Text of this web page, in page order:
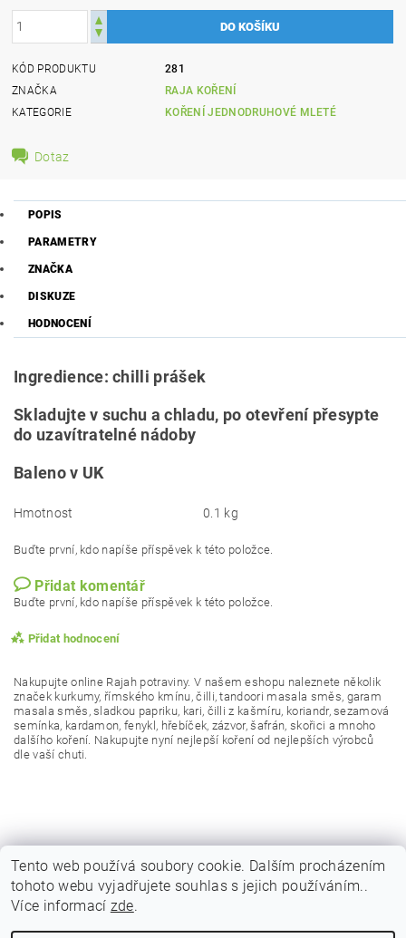
KÓD PRODUKTU
281
ZNAČKA
RAJA KOŘENÍ
KATEGORIE
KOŘENÍ JEDNODRUHOVÉ MLETÉ
Dotaz
POPIS
PARAMETRY
ZNAČKA
DISKUZE
HODNOCENÍ
Ingredience: chilli prášek
Skladujte v suchu a chladu, po otevření přesypte
do uzavítratelné nádoby
Baleno v UK
Hmotnost 0.1 kg
Buďte první, kdo napíše příspěvek k této položce.
Přidat komentář
Buďte první, kdo napíše příspěvek k této položce.
Přidat hodnocení
osobních údajů
Nakupujte online Rajah potraviny. V našem eshopu naleznete několik
značek kurkumy, římského kmínu, čilli, tandoori masala směs, garam
masala směs, sladkou papriku, kari, čilli z kašmíru, koriandr, sezamová
semínka, kardamon, fenykl, hřebíček, zázvor, šafrán, skořici a mnoho
dalšího koření. Nakupujte nyní nejlepší koření od nejlepších výrobců
dle vaší chuti.
Obchodní podmínky |
Reklamační podmínky
Tento web používá soubory cookie. Dalším procházením
tohoto webu vyjadřujete souhlas s jejich používáním..
Více informací zde.